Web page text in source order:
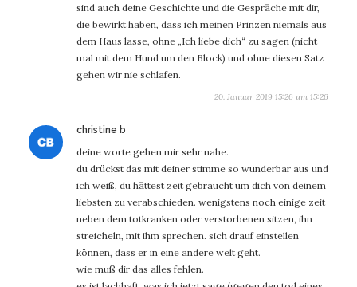
sind auch deine Geschichte und die Gespräche mit dir,
die bewirkt haben, dass ich meinen Prinzen niemals aus
dem Haus lasse, ohne „Ich liebe dich“ zu sagen (nicht
mal mit dem Hund um den Block) und ohne diesen Satz
gehen wir nie schlafen.
20. Januar 2019 15:26 um 15:26
christine b
deine worte gehen mir sehr nahe.
du drückst das mit deiner stimme so wunderbar aus und
ich weiß, du hättest zeit gebraucht um dich von deinem
liebsten zu verabschieden. wenigstens noch einige zeit
neben dem totkranken oder verstorbenen sitzen, ihn
streicheln, mit ihm sprechen. sich drauf einstellen
können, dass er in eine andere welt geht.
wie muß dir das alles fehlen.